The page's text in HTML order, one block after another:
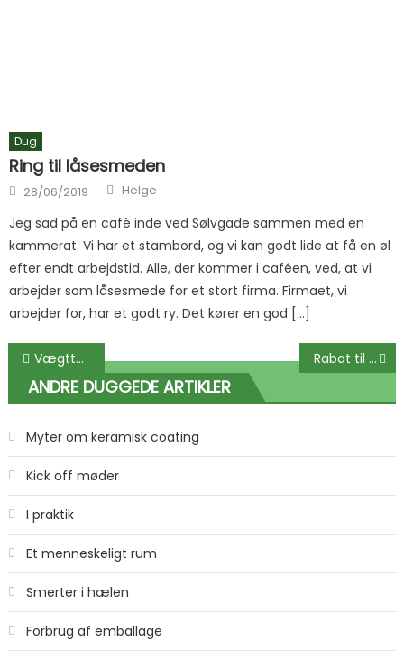
Dug
Ring til låsesmeden
Posted on
28/06/2019 Author
Helge
Jeg sad på en café inde ved Sølvgade sammen med en
kammerat. Vi har et stambord, og vi kan godt lide at få en øl
efter endt arbejdstid. Alle, der kommer i caféen, ved, at vi
arbejder som låsesmede for et stort firma. Firmaet, vi
arbejder for, har et godt ry. Det kører en god […]
Indlægsnavigation
Vægttab Rabat til butikker
ANDRE DUGGEDE ARTIKLER
Myter om keramisk coating
Kick off møder
I praktik
Et menneskeligt rum
Smerter i hælen
Forbrug af emballage